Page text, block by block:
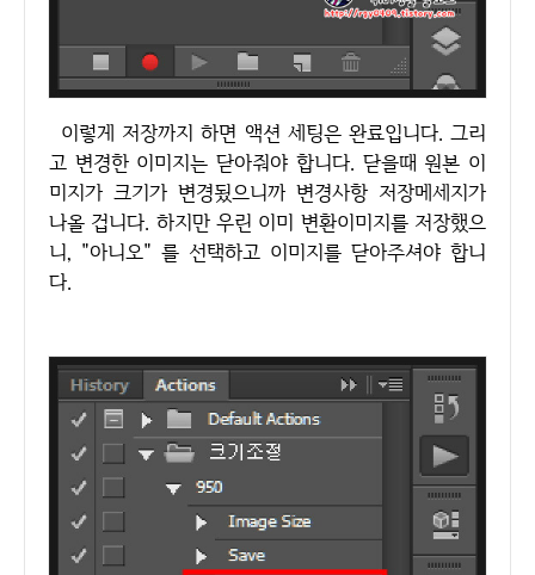
이렇게 저장까지 하면 액션 세팅은 완료입니다. 그리
고 변경한 이미지는 닫아줘야 합니다. 닫을때 원본 이
미지가 크기가 변경됬으니까 변경사항 저장메세지가
나올 겁니다. 하지만 우린 이미 변환이미지를 저장했으
니, "아니오" 를 선택하고 이미지를 닫아주셔야 합니
다.